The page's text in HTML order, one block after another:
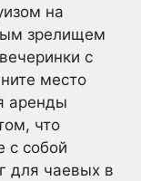
на
зрелищем
с
место
аренды
что
с собой
для чаевых в